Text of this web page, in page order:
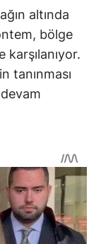
altında
bölge
tanınması